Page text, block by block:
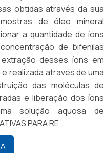
obtidas através da sua
de óleo mineral
a quantidade de íons
de bifenilas
desses íons em
realizada através de uma
das moléculas de
e liberação dos íons
solução aquosa de
PARA RE.